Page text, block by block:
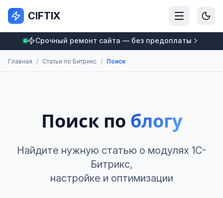
CIFTIX
Срочный ремонт сайта — без предоплаты
Главная / Статьи по Битрикс / Поиск
Поиск по блогу
Найдите нужную статью о модулях 1С-
Битрикс,
настройке и оптимизации